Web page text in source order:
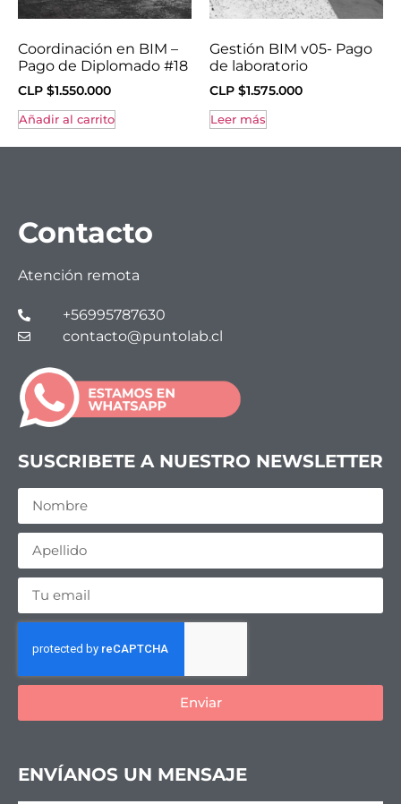
Coordinación en BIM –
Pago de Diplomado #18
CLP $1.550.000
Añadir al carrito
Gestión BIM v05- Pago
de laboratorio
CLP $1.575.000
Leer más
Contacto
Atención remota
+56995787630
contacto@puntolab.cl
SUSCRIBETE A NUESTRO NEWSLETTER
Enviar
ENVÍANOS UN MENSAJE